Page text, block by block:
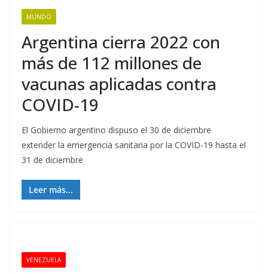
MUNDO
Argentina cierra 2022 con
más de 112 millones de
vacunas aplicadas contra
COVID-19
El Gobierno argentino dispuso el 30 de diciembre
extender la emergencia sanitaria por la COVID-19 hasta el
31 de diciembre
Leer más...
VENEZUELA